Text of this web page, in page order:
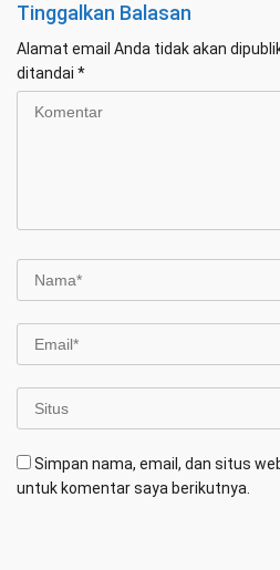
Tinggalkan Balasan
Alamat email Anda tidak akan
ditandai *
Simpan nama, email, dan situs
untuk komentar saya berikutnya.